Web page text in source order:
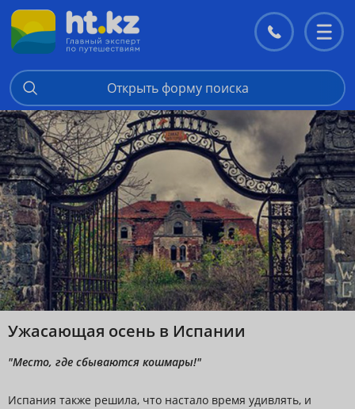
Контакты
меню
Открыть форму поиска
Ужасающая осень в Испании
"Место, где сбываются кошмары!"
Испания также решила, что настало время удивлять, и